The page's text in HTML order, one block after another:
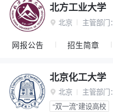
北方工业大学
 北京 主管部门：
网报公告 招生简章
北京化工大学
 北京 主管部门：
“双一流”建设高校